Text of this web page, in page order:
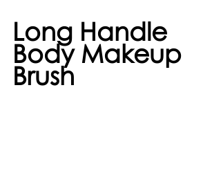
Long Handle
Body Makeup
Brush